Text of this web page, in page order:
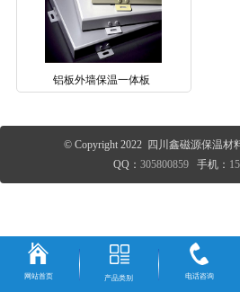
铝板外墙保温一体板
© Copyright 2022 四川鑫磁源保温
QQ：305800859 手机：
网站首页 产品类别 电话咨询